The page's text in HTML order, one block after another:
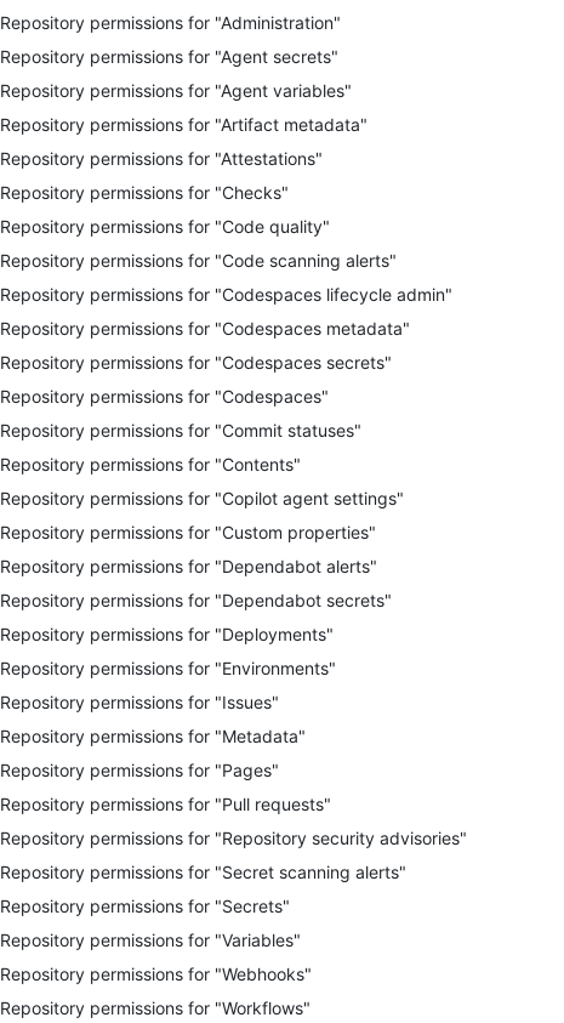
Repository permissions for "Administration"
Repository permissions for "Agent secrets"
Repository permissions for "Agent variables"
Repository permissions for "Artifact metadata"
Repository permissions for "Attestations"
Repository permissions for "Checks"
Repository permissions for "Code quality"
Repository permissions for "Code scanning alerts"
Repository permissions for "Codespaces lifecycle admin"
Repository permissions for "Codespaces metadata"
Repository permissions for "Codespaces secrets"
Repository permissions for "Codespaces"
Repository permissions for "Commit statuses"
Repository permissions for "Contents"
Repository permissions for "Copilot agent settings"
Repository permissions for "Custom properties"
Repository permissions for "Dependabot alerts"
Repository permissions for "Dependabot secrets"
Repository permissions for "Deployments"
Repository permissions for "Environments"
Repository permissions for "Issues"
Repository permissions for "Metadata"
Repository permissions for "Pages"
Repository permissions for "Pull requests"
Repository permissions for "Repository security advisories"
Repository permissions for "Secret scanning alerts"
Repository permissions for "Secrets"
Repository permissions for "Variables"
Repository permissions for "Webhooks"
Repository permissions for "Workflows"